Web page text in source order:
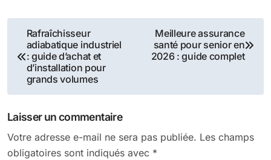
Navigation
de
l’article
Rafraîchisseur
adiabatique industriel
: guide d’achat et
d’installation pour
grands volumes
Meilleure assurance
santé pour senior en
2026 : guide complet
Laisser un commentaire
Votre adresse e-mail ne sera pas publiée. Les champs
obligatoires sont indiqués avec *